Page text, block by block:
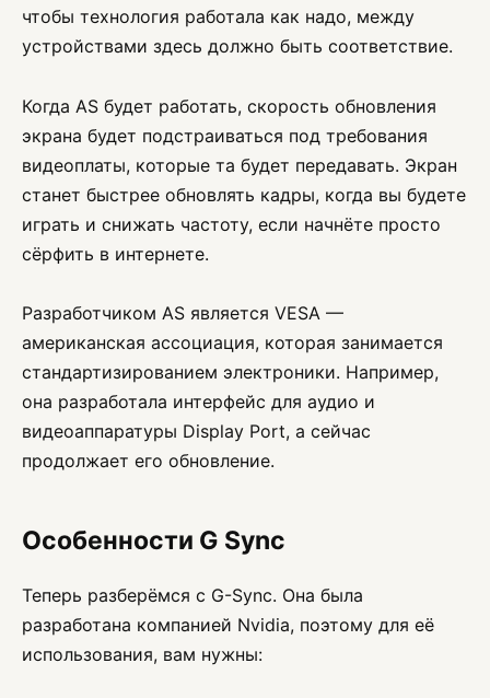
чтобы технология работала как надо, между
устройствами здесь должно быть соответствие.
Когда AS будет работать, скорость обновления
экрана будет подстраиваться под требования
видеоплаты, которые та будет передавать. Экран
станет быстрее обновлять кадры, когда вы будете
играть и снижать частоту, если начнёте просто
сёрфить в интернете.
Разработчиком AS является VESA —
американская ассоциация, которая занимается
стандартизированием электроники. Например,
она разработала интерфейс для аудио и
видеоаппаратуры Display Port, а сейчас
продолжает его обновление.
Особенности G Sync
Теперь разберёмся с G-Sync. Она была
разработана компанией Nvidia, поэтому для её
использования, вам нужны: